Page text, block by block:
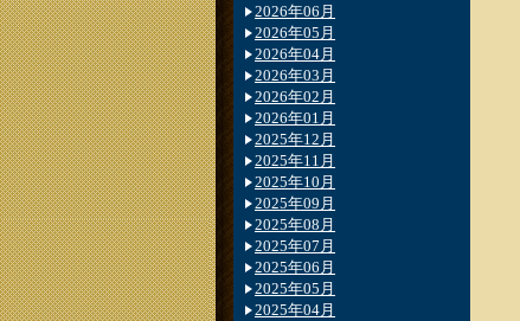
2026年06月
2026年05月
2026年04月
2026年03月
2026年02月
2026年01月
2025年12月
2025年11月
2025年10月
2025年09月
2025年08月
2025年07月
2025年06月
2025年05月
2025年04月